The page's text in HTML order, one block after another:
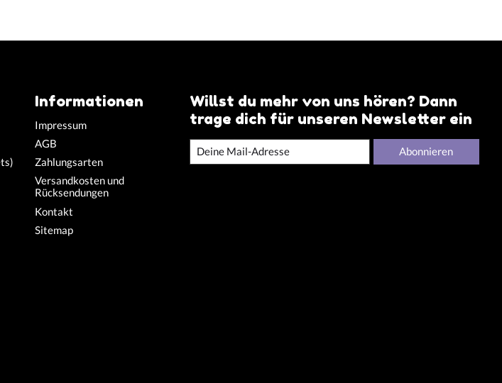
Informationen
Impressum
AGB
Zahlungsarten
Versandkosten und
Rücksendungen
Kontakt
Sitemap
Willst du mehr von uns hören? Dann
trage dich für unseren Newsletter ein
Abonnieren